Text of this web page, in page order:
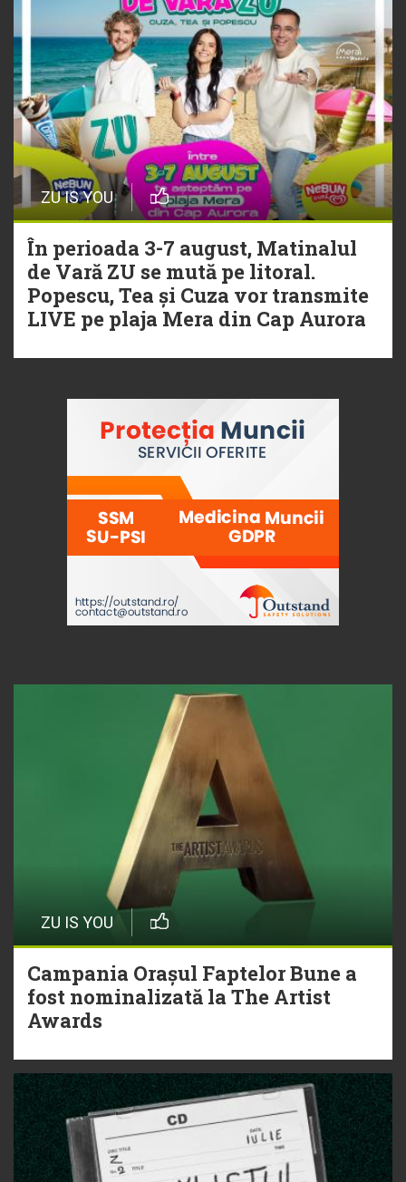
ZU IS YOU
În perioada 3-7 august, Matinalul
de Vară ZU se mută pe litoral.
Popescu, Tea și Cuza vor transmite
LIVE pe plaja Mera din Cap Aurora
ZU IS YOU
Campania Orașul Faptelor Bune a
fost nominalizată la The Artist
Awards